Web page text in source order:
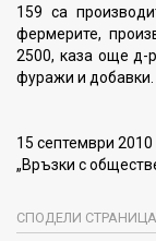
159 са
фермерите,
2500, каза още д-
фуражи и добавки.
15 септември
„Връзки с
СПОДЕЛИ